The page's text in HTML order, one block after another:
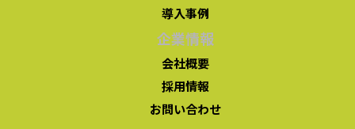
導入事例
企業情報
会社概要
採用情報
お問い合わせ